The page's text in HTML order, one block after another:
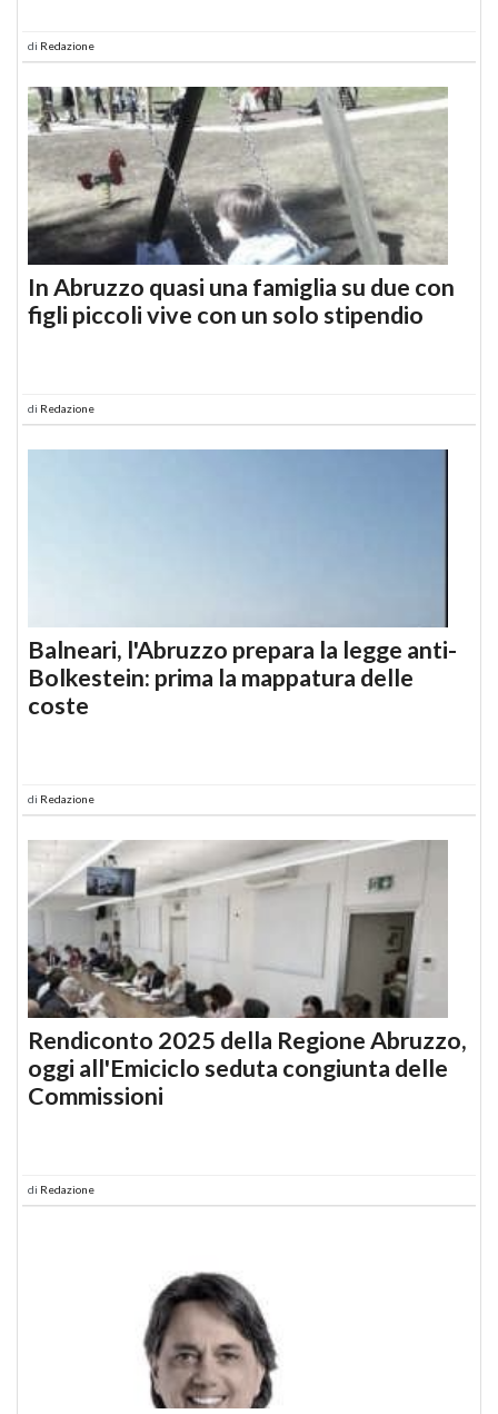
di Redazione
In Abruzzo quasi una famiglia su due con
figli piccoli vive con un solo stipendio
di Redazione
Balneari, l'Abruzzo prepara la legge anti-
Bolkestein: prima la mappatura delle
coste
di Redazione
Rendiconto 2025 della Regione Abruzzo,
oggi all'Emiciclo seduta congiunta delle
Commissioni
di Redazione